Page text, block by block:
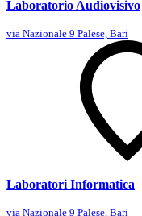
Laboratorio Audiovisivo
via Nazionale 9 Palese, Bari
Laboratori Informatica
via Nazionale 9 Palese, Bari